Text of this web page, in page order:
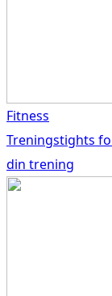
Fitness
Treningstights
din trening